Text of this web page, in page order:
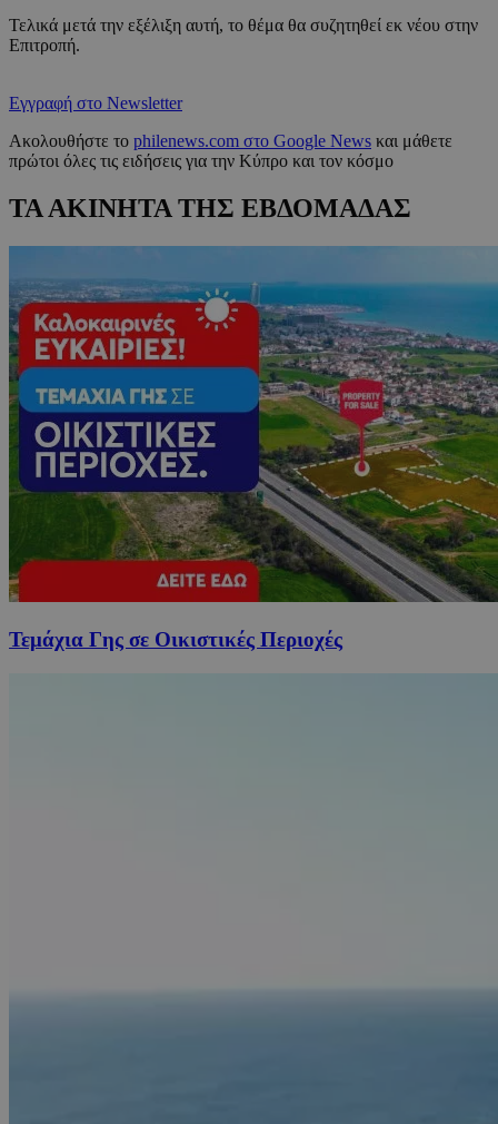
Τελικά μετά την εξέλιξη αυτή, το θέμα θα συζητηθεί εκ νέου στην
Επιτροπή.
Εγγραφή στο Newsletter
Ακολουθήστε το philenews.com στο Google News και μάθετε
πρώτοι όλες τις ειδήσεις για την Κύπρο και τον κόσμο
ΤΑ ΑΚΙΝΗΤΑ ΤΗΣ ΕΒΔΟΜΑΔΑΣ
Τεμάχια Γης σε Οικιστικές Περιοχές